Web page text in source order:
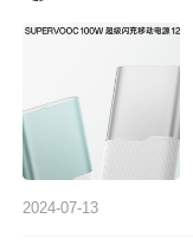
2024-07-13